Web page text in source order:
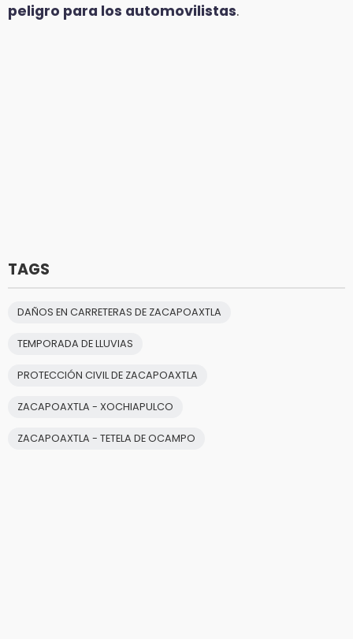
peligro para los automovilistas.
TAGS
DAÑOS EN CARRETERAS DE ZACAPOAXTLA
TEMPORADA DE LLUVIAS
PROTECCIÓN CIVIL DE ZACAPOAXTLA
ZACAPOAXTLA - XOCHIAPULCO
ZACAPOAXTLA - TETELA DE OCAMPO